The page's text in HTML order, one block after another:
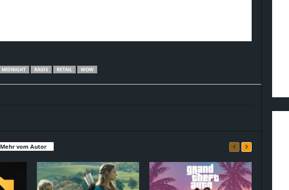
MIDNIGHT RAIDS RETAIL WOW
Mehr vom Autor